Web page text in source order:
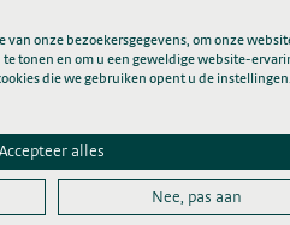
in met uw Zorgdoc-account
‘Medicijnen’ en klik op
op het ‘i’-icoon of het
geen Zorgdoc-account of wilt
van onze bezoekersgegevens, om onze
tonen en om u een geweldige website-
die we gebruiken opent u de instellingen.
Accepteer alles
Nee, pas aan